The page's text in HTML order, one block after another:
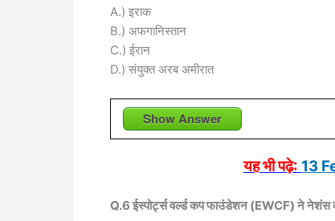
A.) इराक
B.) अफगानिस्तान
C.) ईरान
D.) संयुक्त अरब अमीरात
Show Answer
यह भी पढ़े: 13
Q.6 ईस्पोर्ट्स वर्ल्ड कप फाउंडेशन (EWCF) ने